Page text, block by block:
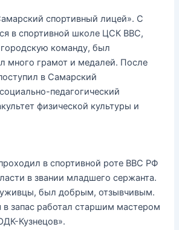
спортивный лицей». С
в спортивной школе ЦСК ВВС,
городскую команду, был
много грамот и медалей. После
в Самарский
педагогический
физической культуры и
в спортивной роте ВВС РФ
в звании младшего сержанта.
был добрым, отзывчивым.
в запас работал старшим мастером
Кузнецов».